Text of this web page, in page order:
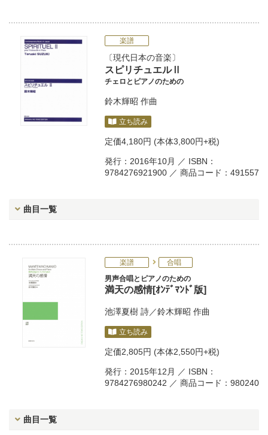
楽譜
現代日本の音楽
スピリチュエルⅡ
チェロとピアノのための
鈴木輝昭 作曲
立ち読み
定価4,180円 (本体3,800円+税)
発行：2016年10月 ／ ISBN：
9784276921900 ／ 商品コード：491557
曲目一覧
楽譜
合唱
男声合唱とピアノのための
満天の感情[ｵﾝﾃﾞﾏﾝﾄﾞ版]
池澤夏樹 詩／鈴木輝昭 作曲
立ち読み
定価2,805円 (本体2,550円+税)
発行：2015年12月 ／ ISBN：
9784276980242 ／ 商品コード：980240
曲目一覧